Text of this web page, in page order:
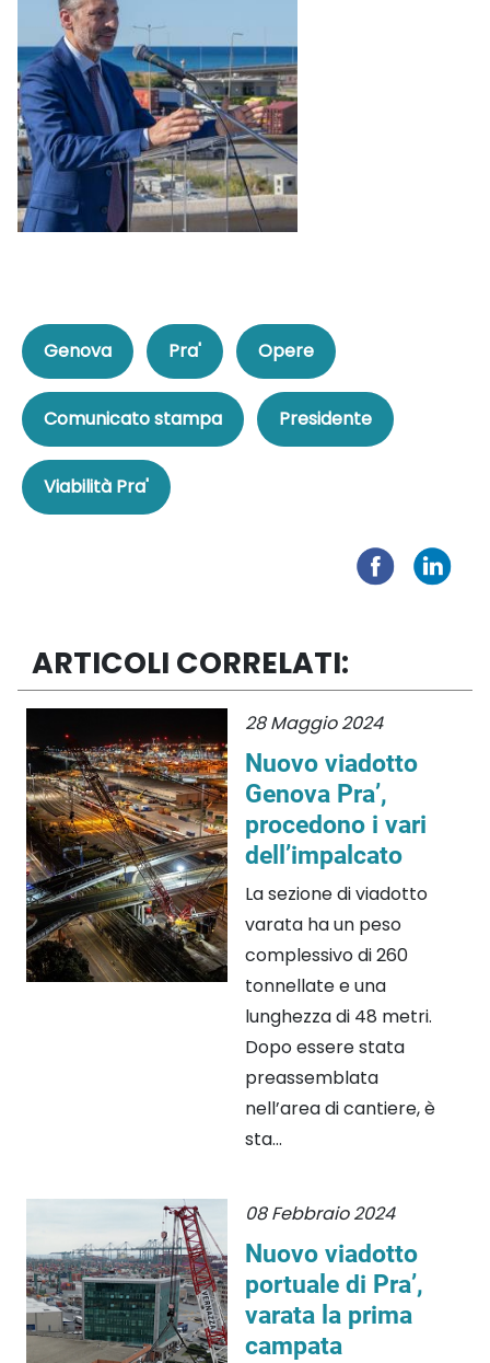
Genova Pra' Opere
Comunicato stampa Presidente
Viabilità Pra'
ARTICOLI CORRELATI:
28 Maggio 2024
Nuovo viadotto
Genova Pra’,
procedono i vari
dell’impalcato
La sezione di viadotto
varata ha un peso
complessivo di 260
tonnellate e una
lunghezza di 48 metri.
Dopo essere stata
preassemblata
nell’area di cantiere, è
sta...
08 Febbraio 2024
Nuovo viadotto
portuale di Pra’,
varata la prima
campata